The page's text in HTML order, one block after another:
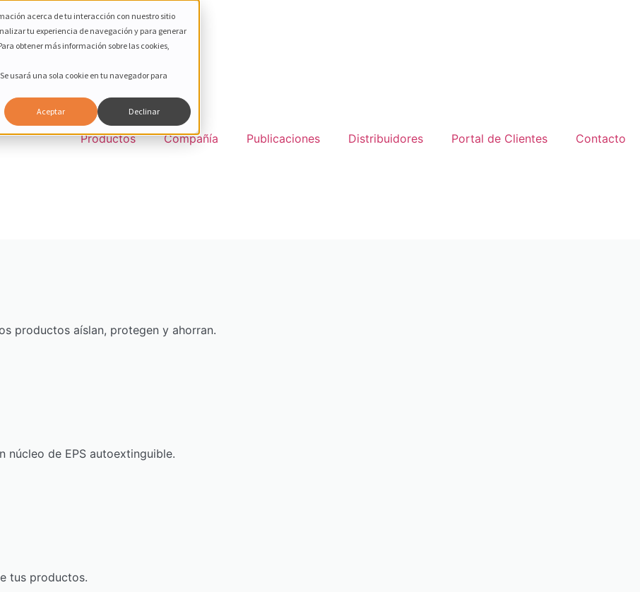
acerca de tu interacción con nuestro sitio
tu experiencia de navegación y para generar
obtener más información sobre las cookies,
usará una sola cookie en tu navegador para
Aceptar Declinar
Productos Compañía Publicaciones Distribuidores Portal de Clientes Contacto
productos aíslan, protegen y ahorran.
núcleo de EPS autoextinguible.
tus productos.